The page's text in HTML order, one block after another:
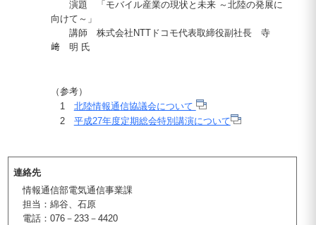
演題 「モバイル産業の現状と未来 ～北陸の発展に
向けて～」
講師 株式会社NTTドコモ代表取締役副社長 寺
﨑 明 氏
（参考）
1 北陸情報通信協議会について
2 平成27年度定期総会特別講演について
連絡先
情報通信部電気通信事業課
担当：綿谷、石原
電話：076－233－4420